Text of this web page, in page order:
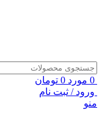
0 مورد 0 تومان
ورود / ثبت نام
منو